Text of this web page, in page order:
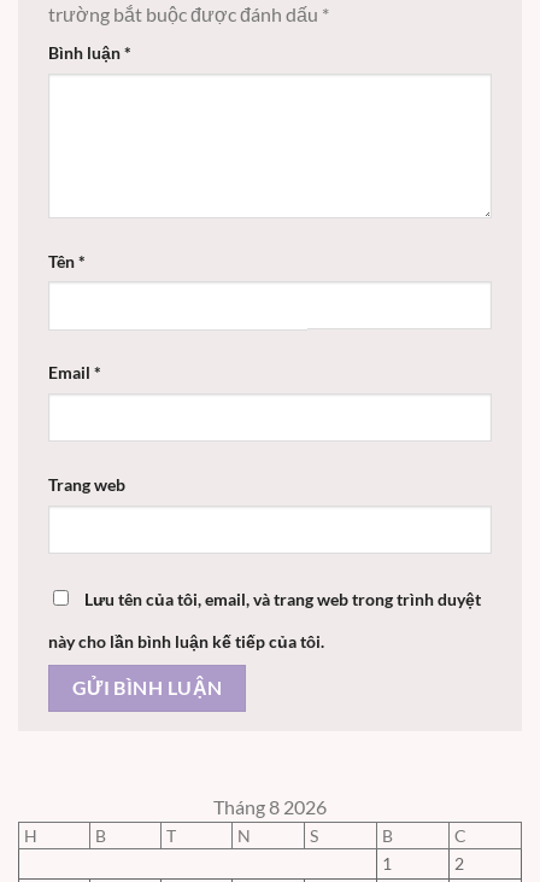
trường bắt buộc được đánh dấu *
Bình luận*
Tên*
Email *
Trang web
Lưu tên của tôi, email, và trang web trong trình duyệt
này cho lần bình luận kế tiếp của tôi.
Tháng 8 2026
H B T N S B
C
1
2